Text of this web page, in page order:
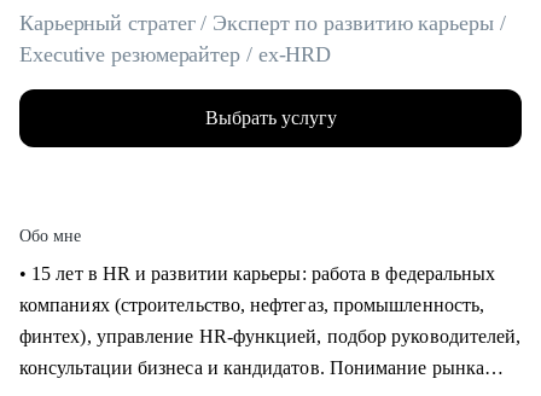
Карьерный стратег / Эксперт по развитию карьеры /
Executive резюмерайтер / ex-HRD
Выбрать услугу
Обо мне
• 15 лет в HR и развитии карьеры: работа в федеральных
компаниях (строительство, нефтегаз, промышленность,
финтех), управление HR-функцией, подбор руководителей,
консультации бизнеса и кандидатов. Понимание рынка